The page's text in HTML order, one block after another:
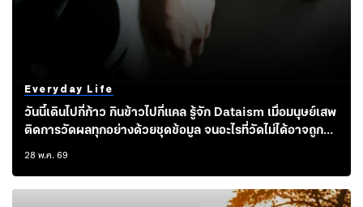
Everyday Life
วันนี้เดินไปกี่ก้าว กินข้าวไปกี่แคล รู้จัก Dataism เมื่อมนุษย์เสพ
ติดการวัดผลทุกอย่างด้วยชุดข้อมูล จนอะไรที่วัดไม่ได้อาจถูก
ตีความว่า ‘ไร้คุณค่า’
28 พ.ค. 69